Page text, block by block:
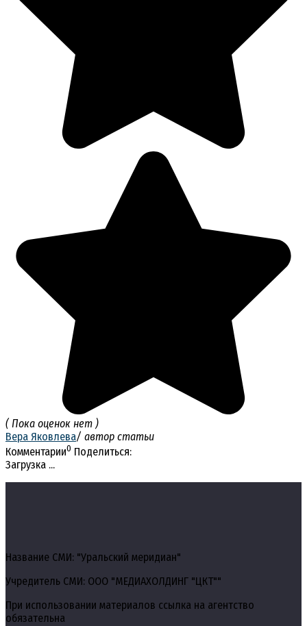
( Пока оценок нет )
Вера Яковлева/ автор статьи
Комментарии0 Поделиться:
Загрузка ...
Название СМИ: "Уральский меридиан"
Учредитель СМИ: ООО "МЕДИАХОЛДИНГ "ЦКТ""
При использовании материалов ссылка на агентство
обязательна